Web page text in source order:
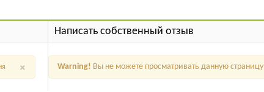
×
Написать собственный отзыв
Warning! Вы не можете просматривать данную страницу